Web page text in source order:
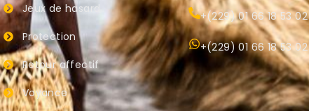
Jeux de hasard
Protection
Retour affectif
Voyance
+(229) 01 66 18 53 02
+(229) 01 66 18 53 02